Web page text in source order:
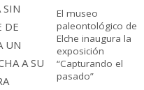
SIN
DE
UN
A SU
El museo
paleontológico de
Elche inaugura la
exposición
“Capturando el
pasado”